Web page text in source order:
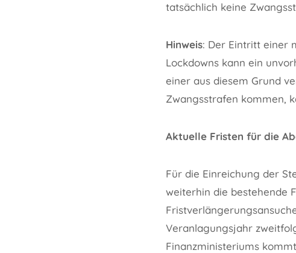
tatsächlich keine
Hinweis: Der Eintritt einer
Lockdowns kann ein
einer aus diesem Grund
Zwangsstrafen kommen,
Aktuelle Fristen für die
Für die Einreichung der
weiterhin die bestehende
Veranlagungsjahr
Finanzministeriums